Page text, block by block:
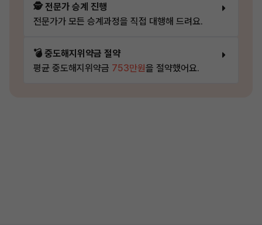
🕵️ 전문가 승계 진행
전문가가 모든 승계과정을 직접 대행해 드려요.
💣 중도해지위약금 절약
평균 중도해지위약금 753만원을 절약했어요.